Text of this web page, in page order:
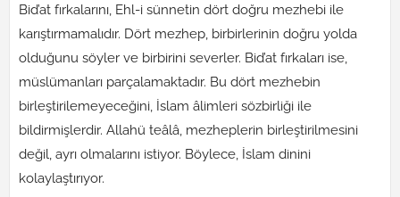
Bid’at fırkalarını, Ehl-i sünnetin dört doğru mezhebi ile
karıştırmamalıdır. Dört mezhep, birbirlerinin doğru yolda
olduğunu söyler ve birbirini severler. Bid’at fırkaları ise,
müslümanları parçalamaktadır. Bu dört mezhebin
birleştirilemeyeceğini, İslam âlimleri sözbirliği ile
bildirmişlerdir. Allahü teâlâ, mezheplerin birleştirilmesini
değil, ayrı olmalarını istiyor. Böylece, İslam dinini
kolaylaştırıyor.